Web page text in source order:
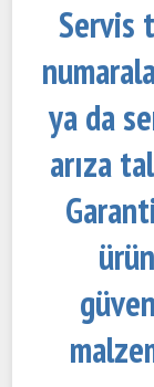
Servis
ya da
arıza